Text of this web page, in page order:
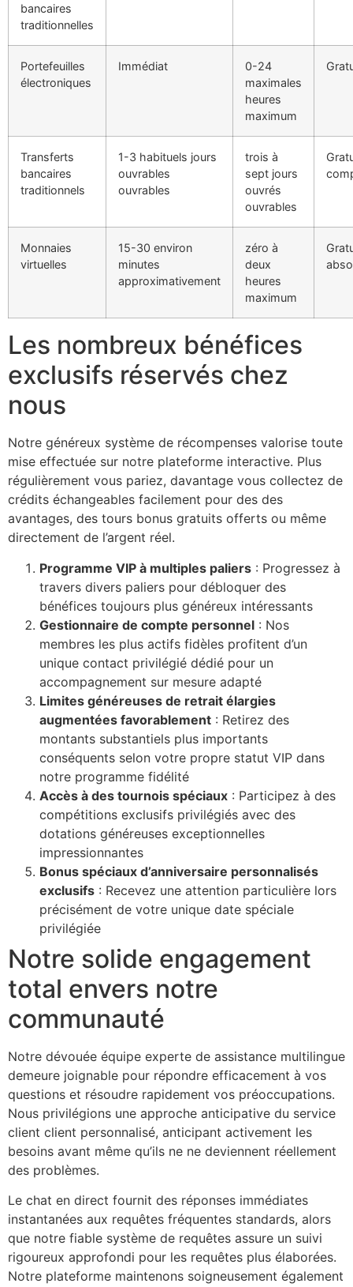
panel
panel
panel
panel
panel
panel
panel
satın al
Panel
Panel
Panel
Panel
Panel
Panel
Panel
Panel
panel
panel
panel
giriş
per sale
Forum
giriş
escort
giriş
giriş
bancaires
traditionnelles
Portefeuilles
électroniques
Immédiat
0-24
maximales
heures
maximum
Transferts
bancaires
traditionnels
1-3 habituels jours
ouvrables
ouvrables
trois à
sept jours
ouvrés
ouvrables
Monnaies
virtuelles
15-30 environ
minutes
approximativement
zéro à
deux
heures
maximum
Les nombreux bénéfices
exclusifs réservés chez
nous
Notre généreux système de récompenses valorise toute
mise effectuée sur notre plateforme interactive. Plus
régulièrement vous pariez, davantage vous collectez de
crédits échangeables facilement pour des des
avantages, des tours bonus gratuits offerts ou même
directement de l’argent réel.
Programme VIP à multiples paliers : Progressez à
travers divers paliers pour débloquer des
bénéfices toujours plus généreux intéressants
Gestionnaire de compte personnel : Nos
membres les plus actifs fidèles profitent d’un
unique contact privilégié dédié pour un
accompagnement sur mesure adapté
Limites généreuses de retrait élargies
augmentées favorablement : Retirez des
montants substantiels plus importants
conséquents selon votre propre statut VIP dans
notre programme fidélité
Accès à des tournois spéciaux : Participez à des
compétitions exclusifs privilégiés avec des
dotations généreuses exceptionnelles
impressionnantes
Bonus spéciaux d’anniversaire personnalisés
exclusifs : Recevez une attention particulière lors
précisément de votre unique date spéciale
privilégiée
Notre solide engagement
total envers notre
communauté
Notre dévouée équipe experte de assistance multilingue
demeure joignable pour répondre efficacement à vos
questions et résoudre rapidement vos préoccupations.
Nous privilégions une approche anticipative du service
client client personnalisé, anticipant activement les
besoins avant même qu’ils ne ne deviennent réellement
des problèmes.
Le chat en direct fournit des réponses immédiates
instantanées aux requêtes fréquentes standards, alors
que notre fiable système de requêtes assure un suivi
rigoureux approfondi pour les requêtes plus élaborées.
Notre plateforme maintenons soigneusement également